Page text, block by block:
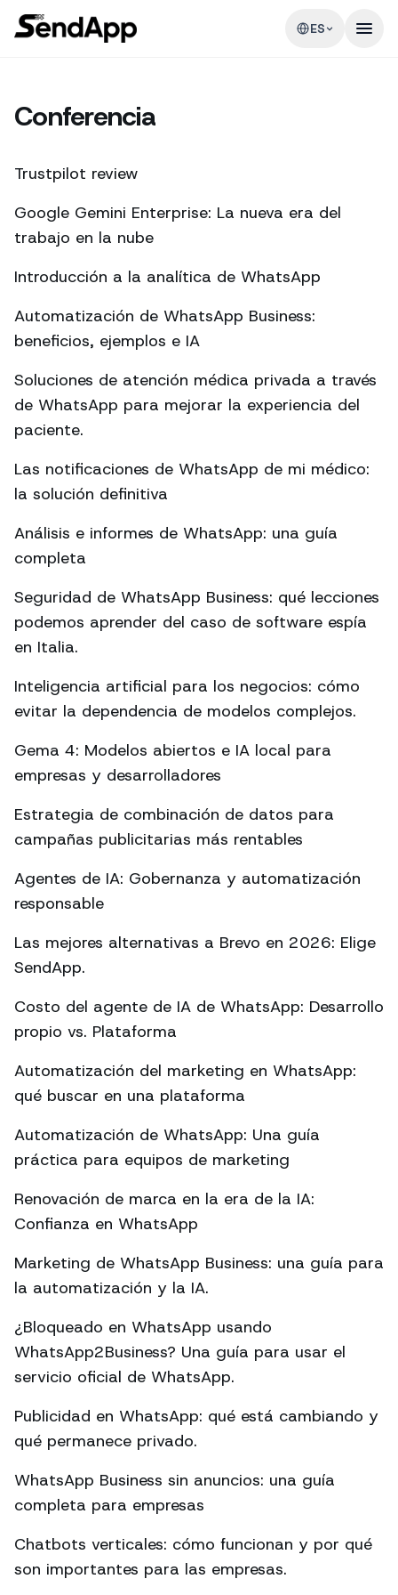
ES
Conferencia
Trustpilot review
Google Gemini Enterprise: La nueva era del
trabajo en la nube
Introducción a la analítica de WhatsApp
Automatización de WhatsApp Business:
beneficios, ejemplos e IA
Soluciones de atención médica privada a través
de WhatsApp para mejorar la experiencia del
paciente.
Las notificaciones de WhatsApp de mi médico:
la solución definitiva
Análisis e informes de WhatsApp: una guía
completa
Seguridad de WhatsApp Business: qué lecciones
podemos aprender del caso de software espía
en Italia.
Inteligencia artificial para los negocios: cómo
evitar la dependencia de modelos complejos.
Gema 4: Modelos abiertos e IA local para
empresas y desarrolladores
Estrategia de combinación de datos para
campañas publicitarias más rentables
Agentes de IA: Gobernanza y automatización
responsable
Las mejores alternativas a Brevo en 2026: Elige
SendApp.
Costo del agente de IA de WhatsApp: Desarrollo
propio vs. Plataforma
Automatización del marketing en WhatsApp:
qué buscar en una plataforma
Automatización de WhatsApp: Una guía
práctica para equipos de marketing
Renovación de marca en la era de la IA:
Confianza en WhatsApp
Marketing de WhatsApp Business: una guía para
la automatización y la IA.
¿Bloqueado en WhatsApp usando
WhatsApp2Business? Una guía para usar el
servicio oficial de WhatsApp.
Publicidad en WhatsApp: qué está cambiando y
qué permanece privado.
WhatsApp Business sin anuncios: una guía
completa para empresas
Chatbots verticales: cómo funcionan y por qué
son importantes para las empresas.